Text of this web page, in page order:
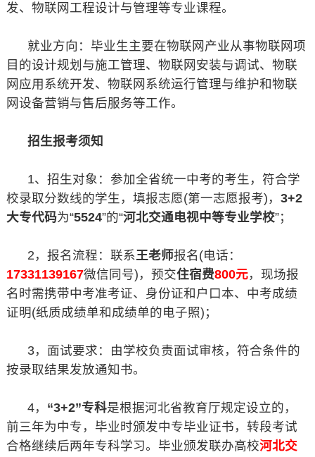
发、物联网工程设计与管理等专业课程。
就业方向：毕业生主要在物联网产业从事物联网项
目的设计规划与施工管理、物联网安装与调试、物联
网应用系统开发、物联网系统运行管理与维护和物联
网设备营销与售后服务等工作。
招生报考须知
1、招生对象：参加全省统一中考的考生，符合学
校录取分数线的学生，填报志愿(第一志愿报考)， 3+2
大专代码为“5524”的“河北交通电视中等专业学校”；
2，报名流程：联系王老师报名(电话：
17331139167微信同号)，预交住宿费800元，现场报
名时需携带中考准考证、身份证和户口本、中考成绩
证明(纸质成绩单和成绩单的电子照)；
3，面试要求：由学校负责面试审核，符合条件的
按录取结果发放通知书。
4， “3+2”专科是根据河北省教育厅规定设立的，
前三年为中专，毕业时颁发中专毕业证书，转段考试
合格继续后两年专科学习。毕业颁发联办高校河北交